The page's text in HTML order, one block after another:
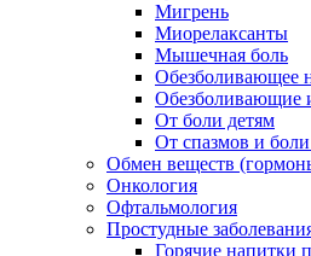
Мигрень
Миорелаксанты
Мышечная боль
Обезболивающее
Обезболивающие
От боли детям
От спазмов и
Обмен веществ
Онкология
Офтальмология
Простудные
Горячие напитки